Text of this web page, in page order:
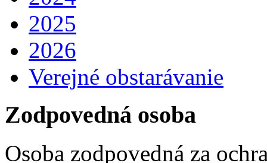
2025
2026
Verejné obstarávanie
Zodpovedná osoba
Osoba zodpovedná za